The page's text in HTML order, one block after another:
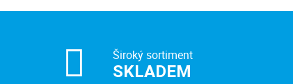
Široký sortiment
SKLADEM